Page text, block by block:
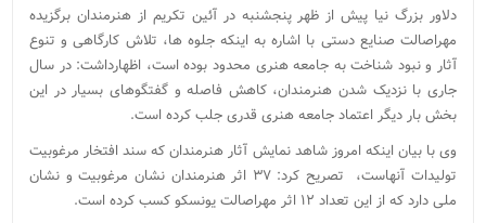
دلاور بزرگ نیا پیش از ظهر پنجشنبه در آئین تکریم از هنرمندان برگزیده
مهراصالت صنایع دستی با اشاره به اینکه جلوه ها، تلاش کارگاهی و تنوع
آثار و نبود شناخت به جامعه هنری محدود بوده است، اظهارداشت: در سال
جاری با نزدیک شدن هنرمندان، کاهش فاصله و گفتگوهای بسیار در این
بخش بار دیگر اعتماد جامعه هنری قدری جلب کرده است.
وی با بیان اینکه امروز شاهد نمایش آثار هنرمندان که سند افتخار مرغوبیت
تولیدات آنهاست، تصریح کرد: ۳۷ اثر هنرمندان نشان مرغوبیت و نشان
ملی دارد که از این تعداد ۱۲ اثر مهراصالت یونسکو کسب کرده است.